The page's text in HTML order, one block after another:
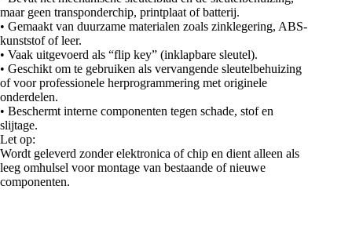
maar geen transponderchip, printplaat of batterij.
• Gemaakt van duurzame materialen zoals zinklegering, ABS-
kunststof of leer.
• Vaak uitgevoerd als “flip key” (inklapbare sleutel).
• Geschikt om te gebruiken als vervangende sleutelbehuizing
of voor professionele herprogrammering met originele
onderdelen.
• Beschermt interne componenten tegen schade, stof en
slijtage.
Let op:
Wordt geleverd zonder elektronica of chip en dient alleen als
leeg omhulsel voor montage van bestaande of nieuwe
componenten.